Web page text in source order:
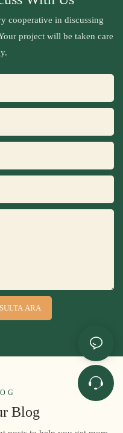
cooperative in discussing
project will be taken care
ARA
Blog